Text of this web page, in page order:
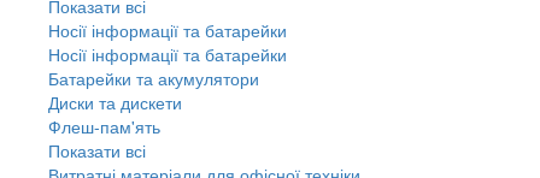
Показати всі
Носії інформації та батарейки
Носії інформації та батарейки
Батарейки та акумулятори
Диски та дискети
Флеш-пам'ять
Показати всі